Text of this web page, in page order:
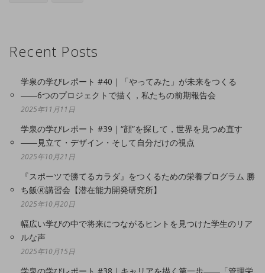
Recent Posts
学泉の学びレポート #40｜「やってみた」が未来をつくる
――6つのプロジェクトで描く，私たちの前期報告会
2025年11月11日
学泉の学びレポート #39｜“顔”を探して，世界を見つめ直す
――見立て・デザイン・そして自分だけの視点
2025年10月21日
『スポーツで勝てるカラダ』をつくるための栄養プログラム 勝
ち飯🄬講習会【潜在能力開発研究所】
2025年10月20日
幅広い学びの中で将来につながるヒントを見つけた学生のリア
ルな声
2025年10月15日